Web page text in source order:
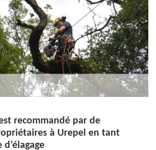
recommandé par de
à Urepel en tant